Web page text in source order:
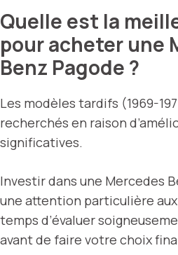
Quelle est la
pour acheter une
Benz Pagode ?
Les modèles tardifs (1969-
recherchés en raison
significatives.
Investir dans une Mercedes
une attention particulière
temps d’évaluer
avant de faire votre choix